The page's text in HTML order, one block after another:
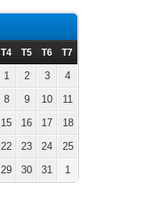
T4 T5 T6 T7
1 2 3 4
8 9 10 11
15 16 17 18
22 23 24 25
29 30 31 1